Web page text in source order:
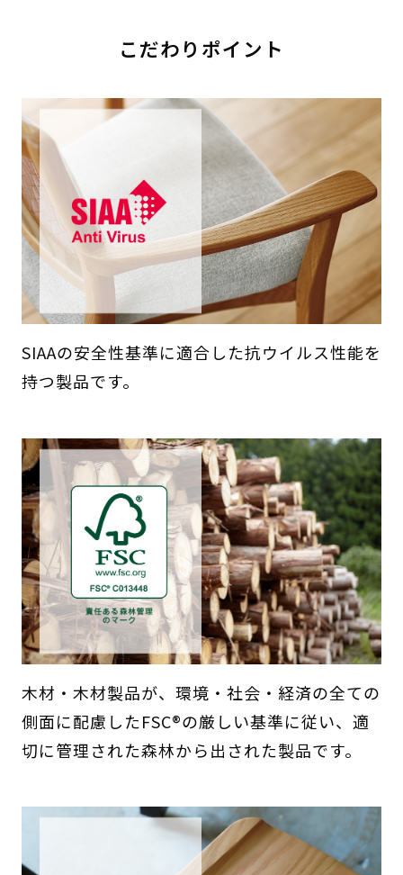
こだわりポイント
SIAAの安全性基準に適合した抗ウイルス性能を
持つ製品です。
木材・木材製品が、環境・社会・経済の全ての
側面に配慮したFSC®の厳しい基準に従い、適
切に管理された森林から出された製品です。